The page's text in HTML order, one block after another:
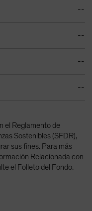
--
--
--
--
el Reglamento de
Sostenibles (SFDR),
sus fines. Para más
Relacionada con
el Folleto del Fondo.